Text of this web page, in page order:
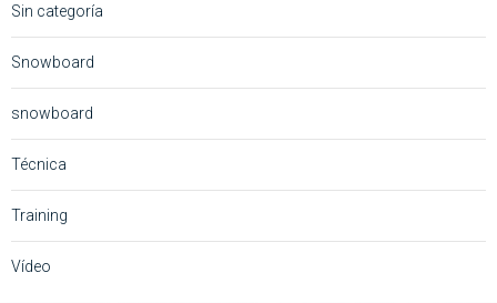
Sin categoría
Snowboard
snowboard
Técnica
Training
Vídeo